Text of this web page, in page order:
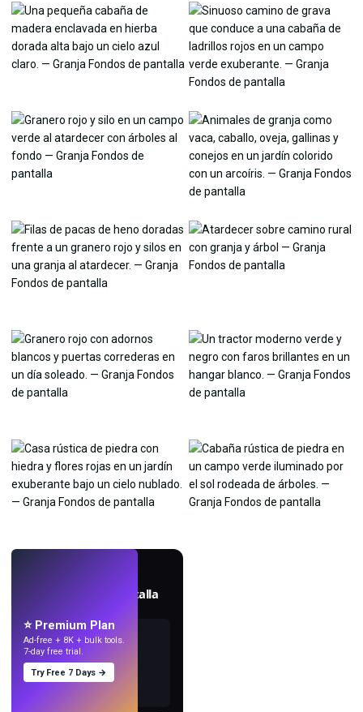
Crea fondos de pantalla
⭐ Premium Plan
Ad-free + 8K + bulk tools.
7-day free trial.
Try Free 7 Days →